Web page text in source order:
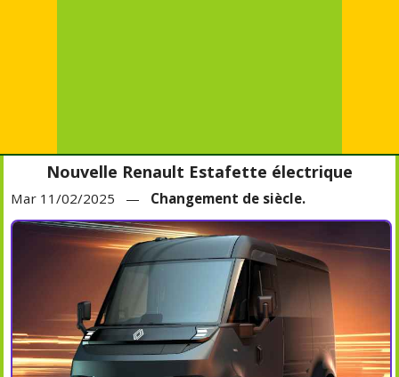
Nouvelle Renault Estafette électrique
Mar 11/02/2025 — Changement de siècle.